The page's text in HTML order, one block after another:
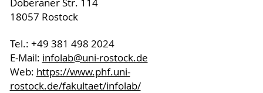
Unterrichtsszene (1-5 Minuten) oder eine
In die Räume des InFoLaB ist zudem
die Lernwerkstatt Deutsch
Informationen zu dieser finden Sie
Doberaner Str. 114
18057 Rostock
Tel.: +49 381 498 2024
E-Mail: infolab@uni-rostock.de
Web: https://www.phf.uni-
rostock.de/fakultaet/infolab/